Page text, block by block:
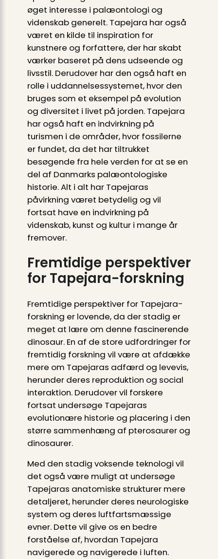
øget interesse i palæontologi og
videnskab generelt. Tapejara har også
været en kilde til inspiration for
kunstnere og forfattere, der har skabt
værker baseret på dens udseende og
livsstil. Derudover har den også haft en
rolle i uddannelsessystemet, hvor den
bruges som et eksempel på evolution
og diversitet i livet på jorden. Tapejara
har også haft en indvirkning på
turismen i de områder, hvor fossilerne
er fundet, da det har tiltrukket
besøgende fra hele verden for at se en
del af Danmarks palæontologiske
historie. Alt i alt har Tapejaras
påvirkning været betydelig og vil
fortsat have en indvirkning på
videnskab, kunst og kultur i mange år
fremover.
Fremtidige perspektiver
for Tapejara-forskning
Fremtidige perspektiver for Tapejara-
forskning er lovende, da der stadig er
meget at lære om denne fascinerende
dinosaur. En af de store udfordringer for
fremtidig forskning vil være at afdække
mere om Tapejaras adfærd og levevis,
herunder deres reproduktion og social
interaktion. Derudover vil forskere
fortsat undersøge Tapejaras
evolutionære historie og placering i den
større sammenhæng af pterosaurer og
dinosaurer.
Med den stadig voksende teknologi vil
det også være muligt at undersøge
Tapejaras anatomiske strukturer mere
detaljeret, herunder deres neurologiske
system og deres luftfartsmæssige
evner. Dette vil give os en bedre
forståelse af, hvordan Tapejara
navigerede og navigerede i luften.